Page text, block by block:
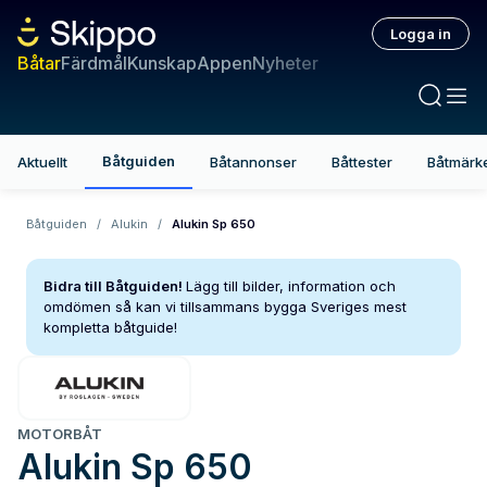
BåtarFärdmålKunskapAppenNyheter
Logga in
Aktuellt Båtguiden Båtannonser Båttester
Båtguiden / Alukin / Alukin Sp 650
Bidra till Båtguiden! Lägg till bilder, information och
omdömen så kan vi tillsammans bygga Sveriges mest
kompletta båtguide!
MOTORBÅT
Alukin Sp 650